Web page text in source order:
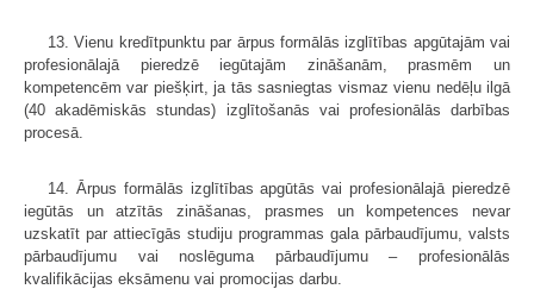
13. Vienu kredītpunktu par ārpus formālās izglītības apgūtajām vai
profesionālajā pieredzē iegūtajām zināšanām, prasmēm un
kompetencēm var piešķirt, ja tās sasniegtas vismaz vienu nedēļu ilgā
(40 akadēmiskās stundas) izglītošanās vai profesionālās darbības
procesā.
14. Ārpus formālās izglītības apgūtās vai profesionālajā pieredzē
iegūtās un atzītās zināšanas, prasmes un kompetences nevar
uzskatīt par attiecīgās studiju programmas gala pārbaudījumu, valsts
pārbaudījumu vai noslēguma pārbaudījumu – profesionālās
kvalifikācijas eksāmenu vai promocijas darbu.